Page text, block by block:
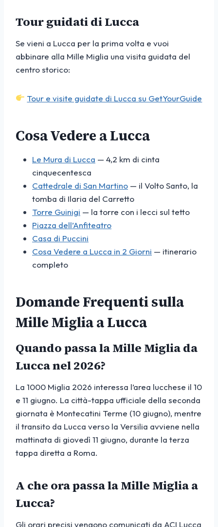
Tour guidati di Lucca
Se vieni a Lucca per la prima volta e vuoi
abbinare alla Mille Miglia una visita guidata del
centro storico:
Tour e visite guidate di Lucca su GetYourGuide
Cosa Vedere a Lucca
Le Mura di Lucca — 4,2 km di cinta
cinquecentesca
Cattedrale di San Martino — il Volto Santo, la
tomba di Ilaria del Carretto
Torre Guinigi — la torre con i lecci sul tetto
Piazza dell’Anfiteatro
Casa di Puccini
Cosa Vedere a Lucca in 2 Giorni — itinerario
completo
Domande Frequenti sulla
Mille Miglia a Lucca
Quando passa la Mille Miglia da
Lucca nel 2026?
La 1000 Miglia 2026 interessa l’area lucchese il 10
e 11 giugno. La città-tappa ufficiale della seconda
giornata è Montecatini Terme (10 giugno), mentre
il transito da Lucca verso la Versilia avviene nella
mattinata di giovedì 11 giugno, durante la terza
tappa diretta a Roma.
A che ora passa la Mille Miglia a
Lucca?
Gli orari precisi vengono comunicati da ACI Lucca